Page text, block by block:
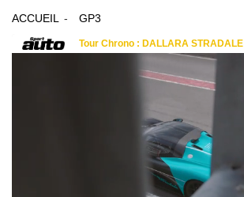
ACCUEIL GP3